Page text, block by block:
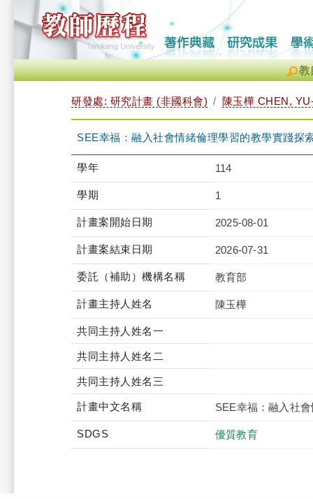
教
研發處: 研究計畫 (非國科會) 陳玉樺 CHEN,
SEE幸福：融入社會情緒倫理學習的教學實踐探
學年 114
學期 1
計畫案開始日期 2025-08-01
計畫案結束日期 2026-07-31
委託（補助）機構名稱 教育部
計畫主持人姓名 陳玉樺
共同主持人姓名一
共同主持人姓名二
共同主持人姓名三
計畫中文名稱 SEE幸福：融入社
SDGS 優質教育